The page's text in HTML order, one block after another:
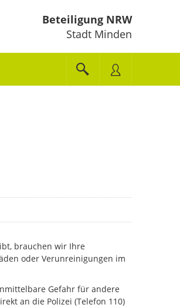
Beteiligung NRW
Stadt Minden
brauchen wir Ihre
oder Verunreinigungen im
Gefahr für andere
an die Polizei (Telefon 110)